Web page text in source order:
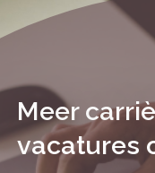
Meer
vacatures